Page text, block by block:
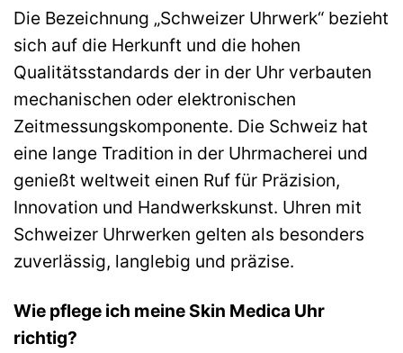
Die Bezeichnung „Schweizer Uhrwerk“ bezieht
sich auf die Herkunft und die hohen
Qualitätsstandards der in der Uhr verbauten
mechanischen oder elektronischen
Zeitmessungskomponente. Die Schweiz hat
eine lange Tradition in der Uhrmacherei und
genießt weltweit einen Ruf für Präzision,
Innovation und Handwerkskunst. Uhren mit
Schweizer Uhrwerken gelten als besonders
zuverlässig, langlebig und präzise.
Wie pflege ich meine Skin Medica Uhr
richtig?